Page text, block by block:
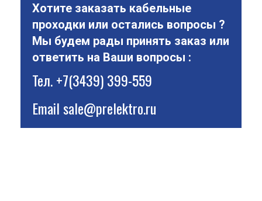
Хотите заказать кабельные
проходки или остались вопросы ?
Мы будем рады принять заказ или
ответить на Ваши вопросы :
Тел.+7(3439) 399-559
Emailsale@prelektro.ru